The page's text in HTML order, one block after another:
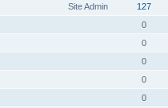
Site Admin 127
0
0
0
0
0